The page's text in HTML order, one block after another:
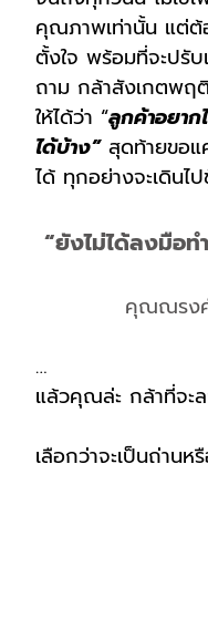
คุณภาพเท่านั้น แต่
ตั้งใจ พร้อมที่จะปรั
ถาม กล้าสังเกตพฤ
ให้ได้ว่า “ลูกค้าอยาก
ได้บ้าง”สุดท้ายขอแ
ได้ ทุกอย่างจะเดินไ
“ยังไม่ได้ลงมือท
คุณณรงค์
…
แล้วคุณล่ะ กล้าที่จะ
เลือกว่าจะเป็นถ่านห